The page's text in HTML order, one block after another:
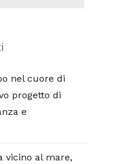
nel cuore di
progetto di
e
vicino al mare,